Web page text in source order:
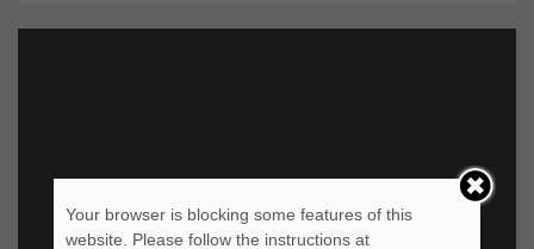
Your browser is blocking some features of this
website. Please follow the instructions at